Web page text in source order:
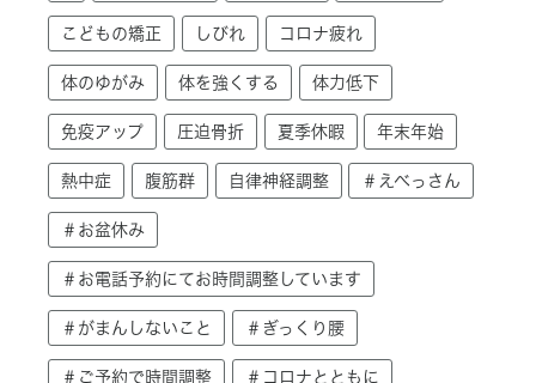
こどもの矯正 しびれ コロナ疲れ
体のゆがみ 体を強くする 体力低下
免疫アップ 圧迫骨折 夏季休暇 年末年始
熱中症 腹筋群 自律神経調整 ＃えべっさん
＃お盆休み
＃お電話予約にてお時間調整しています
＃がまんしないこと ＃ぎっくり腰
＃ご予約で時間調整 ＃コロナとともに